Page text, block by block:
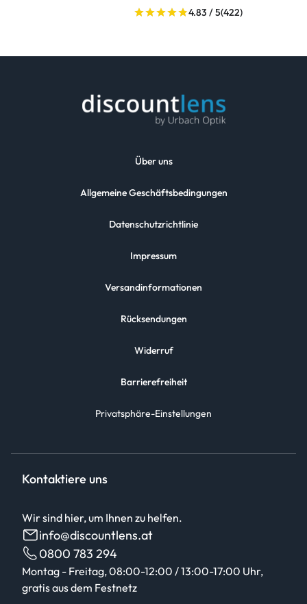
4.83 / 5(422)
Über uns
Allgemeine Geschäftsbedingungen
Datenschutzrichtlinie
Impressum
Versandinformationen
Rücksendungen
Widerruf
Barrierefreiheit
Privatsphäre-Einstellungen
Kontaktiere uns
Wir sind hier, um Ihnen zu helfen.
info@discountlens.at
0800 783 294
Montag - Freitag, 08:00-12:00 / 13:00-17:00 Uhr,
gratis aus dem Festnetz